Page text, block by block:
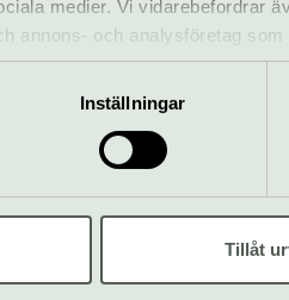
medier. Vi vidarebefordrar
annons- och analysföretag
som du har
Inställningar
Tillåt
händer –
utställning
26